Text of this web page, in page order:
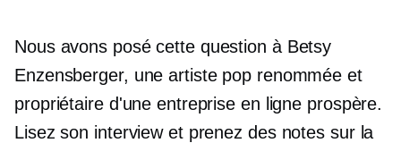
Nous avons posé cette question à Betsy
Enzensberger, une artiste pop renommée et
propriétaire d'une entreprise en ligne prospère.
Lisez son interview et prenez des notes sur la